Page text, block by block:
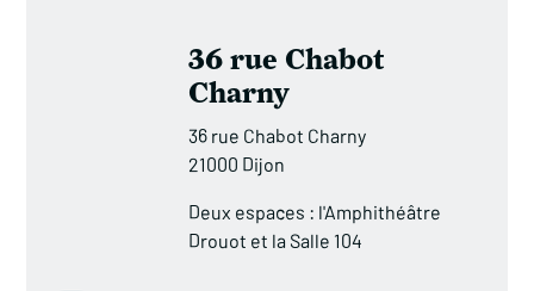
36 rue Chabot
Charny
36 rue Chabot Charny
21000 Dijon
Deux espaces : l'Amphithéâtre
Drouot et la Salle 104